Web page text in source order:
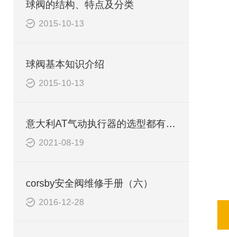
球阀的结构、特点及分类
2015-10-13
球阀基本知识介绍
2015-10-13
意大利AT气动执行器的选型都有哪些？
2021-08-19
corsby安全阀维修手册（六）
2016-12-28